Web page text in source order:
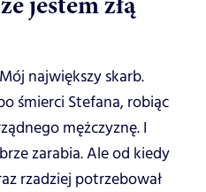
największy skarb.
śmierci Stefana, robiąc
mężczyznę. I
zarabia. Ale od kiedy
rzadziej potrzebował